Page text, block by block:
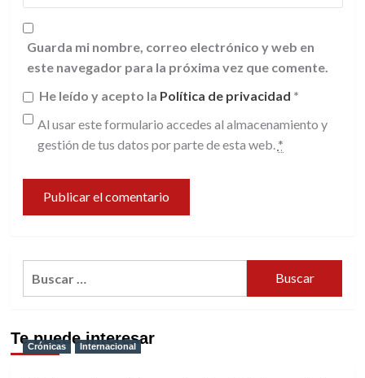
Guarda mi nombre, correo electrónico y web en
este navegador para la próxima vez que comente.
He leído y acepto la Política de privacidad *
Al usar este formulario accedes al almacenamiento y
gestión de tus datos por parte de esta web. *
Te puede interesar
Crónicas Internacional